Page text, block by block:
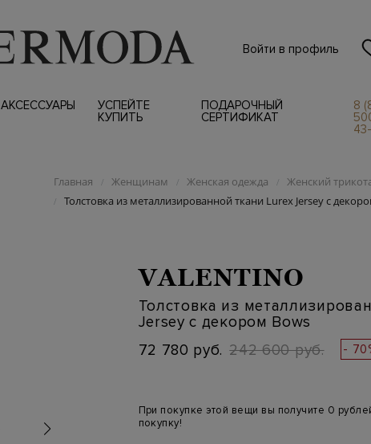
Войти в профиль
АКСЕССУАРЫ
УСПЕЙТЕ
КУПИТЬ
ПОДАРОЧНЫЙ
СЕРТИФИКАТ
8
Главная / Женщинам / Женская одежда / Женский
/ Толстовка из металлизированной ткани Lurex Jersey с
VALENTINO
Толстовка из
Jersey с декором Bows
72 780 руб. 242 600 руб. -
При покупке этой вещи вы получите 0
покупку!